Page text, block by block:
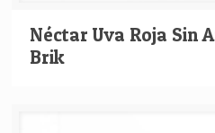
Néctar Uva Roja Sin
Brik